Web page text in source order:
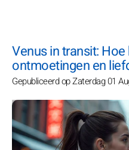
Venus in transit:
ontmoetingen en
Gepubliceerd op Zaterdag 01